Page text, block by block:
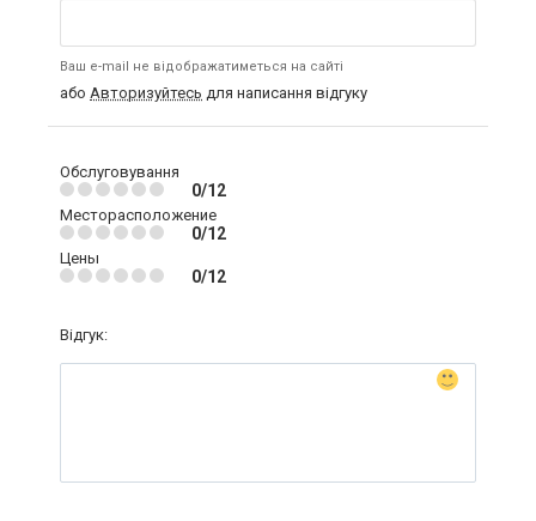
Ваш e-mail не відображатиметься на сайті
або Авторизуйтесь для написання відгуку
Обслуговування
0/12
Месторасположение
0/12
Цены
0/12
Відгук: